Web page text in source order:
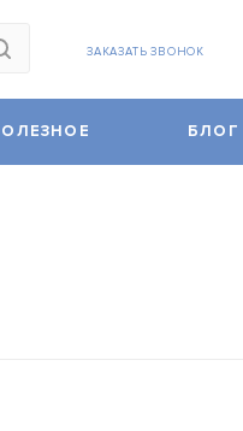
ЗАКАЗАТЬ ЗВОНОК
БЛОГ